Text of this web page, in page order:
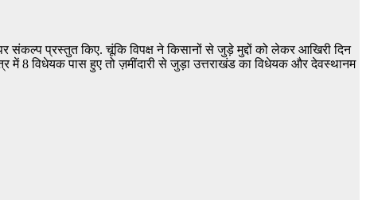
संकल्प प्रस्तुत किए. चूंकि विपक्ष ने किसानों से जुड़े मुद्दों को लेकर आखिरी दिन
8 विधेयक पास हुए तो ज़मींदारी से जुड़ा उत्तराखंड का विधेयक और देवस्थानम